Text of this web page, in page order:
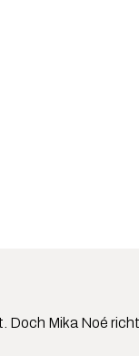
Mika Noé